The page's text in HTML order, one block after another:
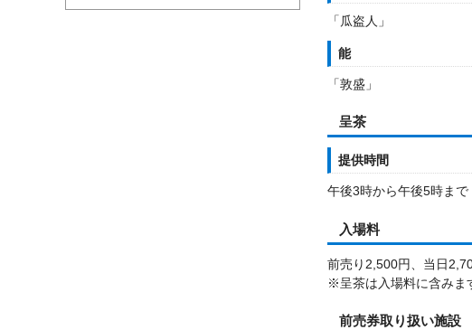
「瓜盗人」
能
「敦盛」
呈茶
提供時間
午後3時から午後5時まで
入場料
前売り2,500円、当日
※呈茶は入場料に含みま
前売券取り扱い施設